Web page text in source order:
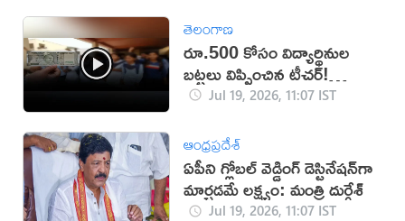
తెలంగాణ
రూ.500 కోసం విద్యార్థినుల
బట్టలు విప్పించిన టీచర్!
(వీడియో)
Jul 19, 2026, 11:07 IST
ఆంధ్రప్రదేశ్
ఏపీని గ్లోబల్ వెడ్డింగ్ డెస్టినేషన్‌గా
మార్చడమే లక్ష్యం: మంత్రి దుర్గేశ్‌
Jul 19, 2026, 11:07 IST